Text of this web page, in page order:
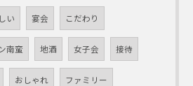
い 宴会 こだわり
南蛮 地酒 女子会 接待
おしゃれ ファミリー